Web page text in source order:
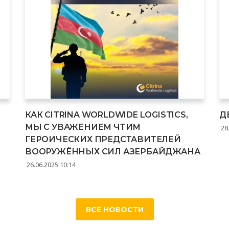
КАК CITRINA WORLDWIDE LOGISTICS,
МЫ С УВАЖЕНИЕМ ЧТИМ
ГЕРОИЧЕСКИХ ПРЕДСТАВИТЕЛЕЙ
ВООРУЖЁННЫХ СИЛ АЗЕРБАЙДЖАНА
26.06.2025 10:14
ВСЕ НОВОСТИ